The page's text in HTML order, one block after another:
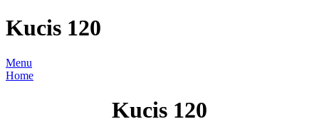
Kucis 120
Menu
Home
Kucis 120